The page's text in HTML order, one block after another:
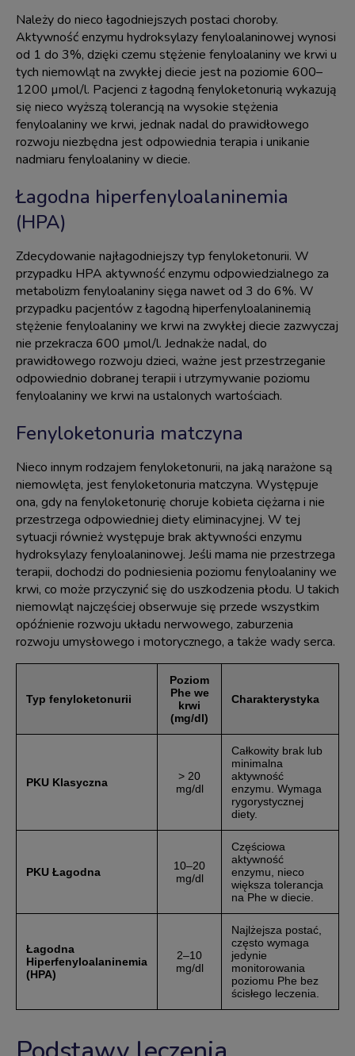
Należy do nieco łagodniejszych postaci choroby.
Aktywność enzymu hydroksylazy fenyloalaninowej wynosi
od 1 do 3%, dzięki czemu stężenie fenyloalaniny we krwi u
tych niemowląt na zwykłej diecie jest na poziomie 600–
1200 µmol/l. Pacjenci z łagodną fenyloketonurią wykazują
się nieco wyższą tolerancją na wysokie stężenia
fenyloalaniny we krwi, jednak nadal do prawidłowego
rozwoju niezbędna jest odpowiednia terapia i unikanie
nadmiaru fenyloalaniny w diecie.
Łagodna hiperfenyloalaninemia
(HPA)
Zdecydowanie najłagodniejszy typ fenyloketonurii. W
przypadku HPA aktywność enzymu odpowiedzialnego za
metabolizm fenyloalaniny sięga nawet od 3 do 6%. W
przypadku pacjentów z łagodną hiperfenyloalaninemią
stężenie fenyloalaniny we krwi na zwykłej diecie zazwyczaj
nie przekracza 600 µmol/l. Jednakże nadal, do
prawidłowego rozwoju dzieci, ważne jest przestrzeganie
odpowiednio dobranej terapii i utrzymywanie poziomu
fenyloalaniny we krwi na ustalonych wartościach.
Fenyloketonuria matczyna
Nieco innym rodzajem fenyloketonurii, na jaką narażone są
niemowlęta, jest fenyloketonuria matczyna. Występuje
ona, gdy na fenyloketonurię choruje kobieta ciężarna i nie
przestrzega odpowiedniej diety eliminacyjnej. W tej
sytuacji również występuje brak aktywności enzymu
hydroksylazy fenyloalaninowej. Jeśli mama nie przestrzega
terapii, dochodzi do podniesienia poziomu fenyloalaniny we
krwi, co może przyczynić się do uszkodzenia płodu. U takich
niemowląt najczęściej obserwuje się przede wszystkim
opóźnienie rozwoju układu nerwowego, zaburzenia
rozwoju umysłowego i motorycznego, a także wady serca.
Typ fenyloketonurii
Poziom
Phe we
krwi
(mg/dl)
Charakterystyka
PKU Klasyczna
> 20
mg/dl
Całkowity brak lub
minimalna
aktywność
enzymu. Wymaga
rygorystycznej
diety.
PKU Łagodna
10–20
mg/dl
Częściowa
aktywność
enzymu, nieco
większa tolerancja
na Phe w diecie.
Łagodna
Hiperfenyloalaninemia
(HPA)
2–10
mg/dl
Najlżejsza postać,
często wymaga
jedynie
monitorowania
poziomu Phe bez
ścisłego leczenia.